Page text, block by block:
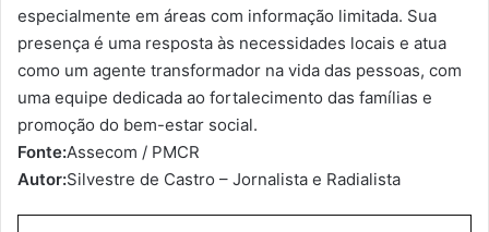
especialmente em áreas com informação limitada. Sua
presença é uma resposta às necessidades locais e atua
como um agente transformador na vida das pessoas, com
uma equipe dedicada ao fortalecimento das famílias e
promoção do bem-estar social.
Fonte:Assecom / PMCR
Autor:Silvestre de Castro – Jornalista e Radialista